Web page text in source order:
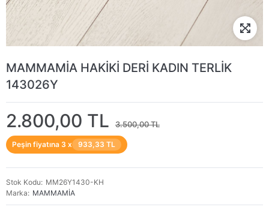
MAMMAMİA HAKİKİ DERİ KADIN TERLİK
143026Y
2.800,00 TL 3.500,00 TL
Peşin fiyatına 3 x 933,33 TL
Stok Kodu
MM26Y1430-KH
Marka
MAMMAMİA